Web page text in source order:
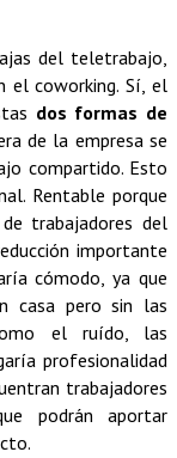
del teletrabajo,
el coworking. Sí, el
dos formas de
de la empresa se
compartido. Esto
Rentable porque
trabajadores del
importante
cómodo, ya que
casa pero sin las
el ruído, las
profesionalidad
trabajadores
podrán aportar